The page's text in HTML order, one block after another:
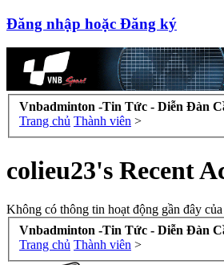
Đăng nhập hoặc Đăng ký
Vnbadminton -Tin Tức - Diễn Đàn
Trang chủ Thành viên >
colieu23's Recent
Không có thông tin hoạt động gần đây
Vnbadminton -Tin Tức - Diễn Đàn
Trang chủ Thành viên >